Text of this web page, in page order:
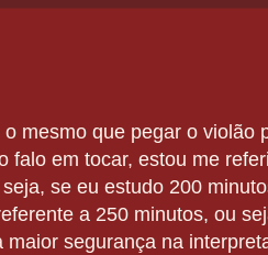
mesmo que pegar o violão
em tocar, estou me
se eu estudo 200
a 250 minutos, ou
segurança na